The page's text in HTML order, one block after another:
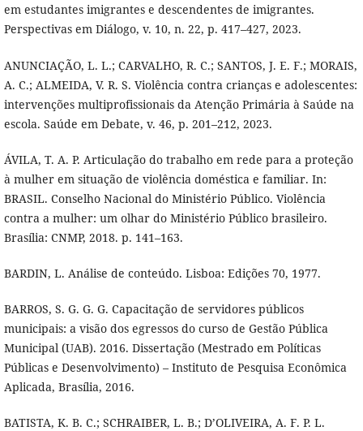
em estudantes imigrantes e descendentes de imigrantes.
Perspectivas em Diálogo, v. 10, n. 22, p. 417–427, 2023.
ANUNCIAÇÃO, L. L.; CARVALHO, R. C.; SANTOS, J. E. F.; MORAIS,
A. C.; ALMEIDA, V. R. S. Violência contra crianças e adolescentes:
intervenções multiprofissionais da Atenção Primária à Saúde na
escola. Saúde em Debate, v. 46, p. 201–212, 2023.
ÁVILA, T. A. P. Articulação do trabalho em rede para a proteção
à mulher em situação de violência doméstica e familiar. In:
BRASIL. Conselho Nacional do Ministério Público. Violência
contra a mulher: um olhar do Ministério Público brasileiro.
Brasília: CNMP, 2018. p. 141–163.
BARDIN, L. Análise de conteúdo. Lisboa: Edições 70, 1977.
BARROS, S. G. G. G. Capacitação de servidores públicos
municipais: a visão dos egressos do curso de Gestão Pública
Municipal (UAB). 2016. Dissertação (Mestrado em Políticas
Públicas e Desenvolvimento) – Instituto de Pesquisa Econômica
Aplicada, Brasília, 2016.
BATISTA, K. B. C.; SCHRAIBER, L. B.; D’OLIVEIRA, A. F. P. L.